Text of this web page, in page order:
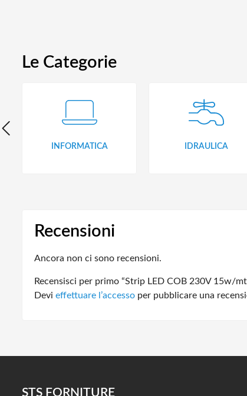
Le Categorie
INFORMATICA IDRAULICA
Recensioni
Ancora non ci sono recensioni.
Recensisci per primo “Strip LED COB 230V 15w/
Devi effettuare l’accesso per pubblicare una
STS FORNITURE